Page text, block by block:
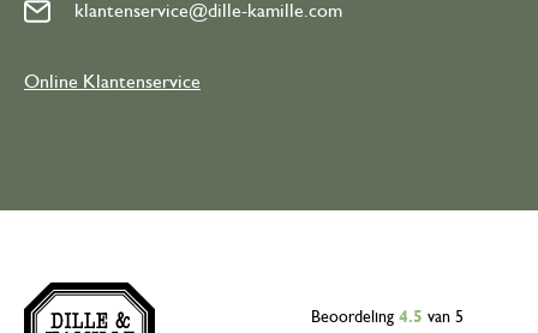
klantenservice@dille-kamille.com
Online Klantenservice
Beoordeling 4.5 van 5